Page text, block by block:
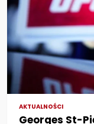
AKTUALNOŚCI
Georges St-